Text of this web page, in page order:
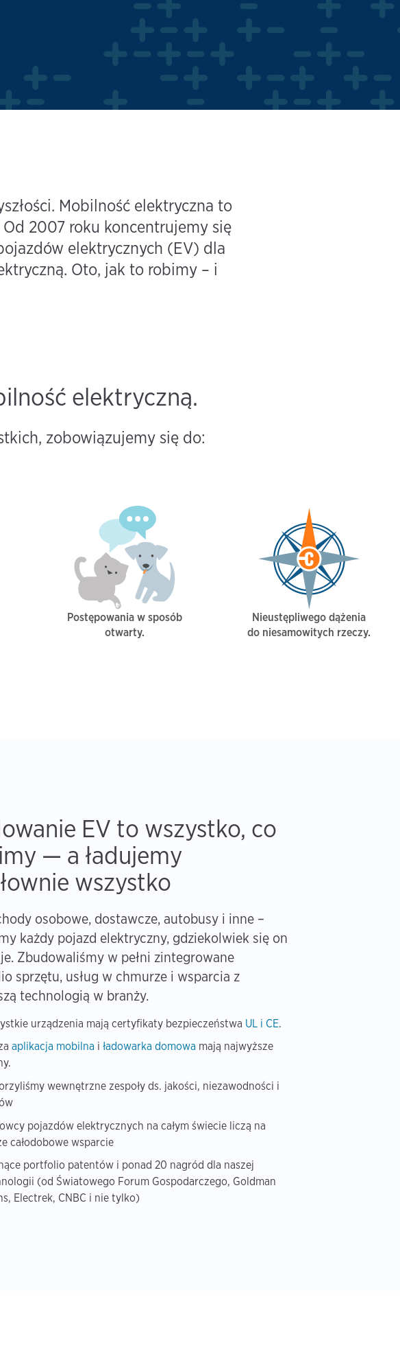
Mobilność elektryczna to
2007 roku koncentrujemy się
elektrycznych (EV) dla
Oto, jak to robimy – i
elektryczną.
zobowiązujemy się do:
Postępowania w sposób
otwarty.
Nieustępliwego dążenia
do niesamowitych rzeczy.
EV to wszystko, co
— a ładujemy
wszystko
osobowe, dostawcze, autobusy i inne –
każdy pojazd elektryczny, gdziekolwiek się on
Zbudowaliśmy w pełni zintegrowane
sprzętu, usług w chmurze i wsparcia z
technologią w branży.
urządzenia mają certyfikaty bezpieczeństwa UL i CE.
aplikacja mobilna iładowarka domowa mają najwyższe
wewnętrzne zespoły ds. jakości, niezawodności i
pojazdów elektrycznych na całym świecie liczą na
całodobowe wsparcie
portfolio patentów i ponad 20 nagród dla naszej
(od Światowego Forum Gospodarczego, Goldman
Electrek, CNBC i nie tylko)